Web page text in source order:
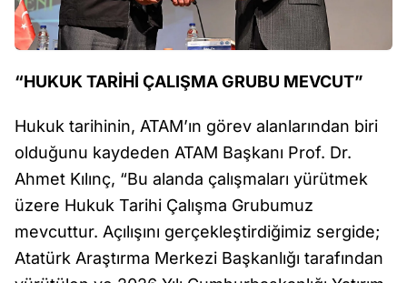
“HUKUK TARİHİ ÇALIŞMA GRUBU MEVCUT”
Hukuk tarihinin, ATAM’ın görev alanlarından biri
olduğunu kaydeden ATAM Başkanı Prof. Dr.
Ahmet Kılınç, “Bu alanda çalışmaları yürütmek
üzere Hukuk Tarihi Çalışma Grubumuz
mevcuttur. Açılışını gerçekleştirdiğimiz sergide;
Atatürk Araştırma Merkezi Başkanlığı tarafından